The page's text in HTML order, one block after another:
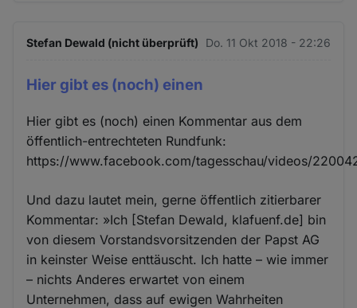
Stefan Dewald (nicht überprüft) Do. 11 Okt 2018 - 22:26
Hier gibt es (noch) einen
Hier gibt es (noch) einen Kommentar aus dem
öffentlich-entrechteten Rundfunk:
https://www.facebook.com/tagesschau/videos/
Und dazu lautet mein, gerne öffentlich zitierbarer
Kommentar: »Ich [Stefan Dewald, klafuenf.de] bin
von diesem Vorstandsvorsitzenden der Papst AG
in keinster Weise enttäuscht. Ich hatte – wie immer
– nichts Anderes erwartet von einem
Unternehmen, dass auf ewigen Wahrheiten
Cookies